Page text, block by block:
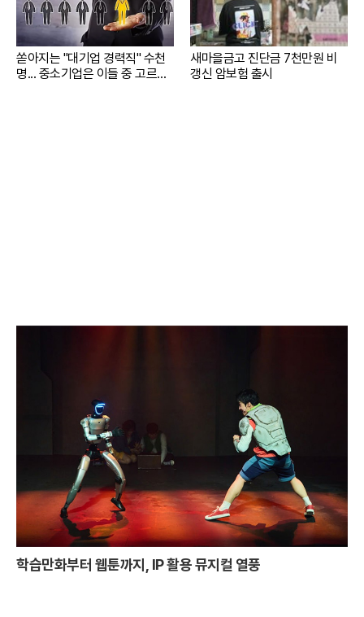
쏟아지는 "대기업 경력직" 수천
명... 중소기업은 이들 중 고르면
새마을금고 진단금 7천만원 비
갱신 암보험 출시
학습만화부터 웹툰까지, IP 활용 뮤지컬 열풍